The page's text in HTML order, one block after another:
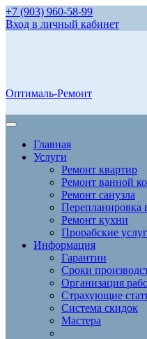
+7 (903) 960-58-99
Вход в личный кабинет
Оптималь-Ремонт
Главная
Услуги
Ремонт квартир
Ремонт ванной
Ремонт санузла
Перепланировка
Ремонт кухни
Прорабские
Информация
Гарантии
Сроки
Организация
Страхующие
Система скидок
Мастера